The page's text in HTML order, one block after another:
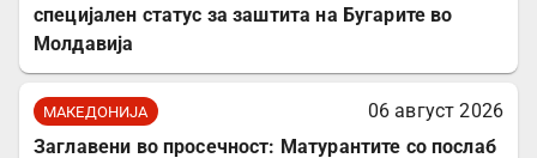
специјален статус за заштита на Бугарите во
Молдавија
МАКЕДОНИЈА
06 август 2026
Заглавени во просечност: Матурантите со послаб